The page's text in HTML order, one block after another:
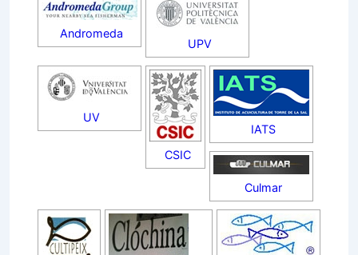
Andromeda
UPV
UV
CSIC
IATS
Culmar